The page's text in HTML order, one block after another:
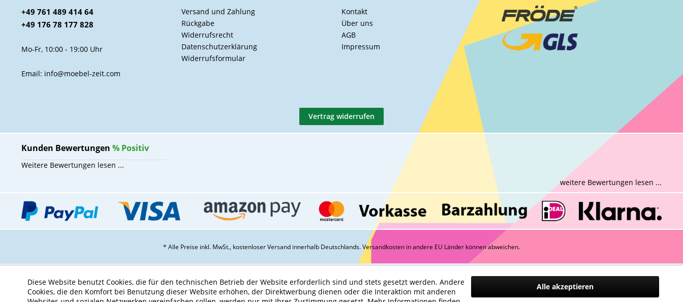
+49 761 489 414 64
+49 176 78 177 828
Mo-Fr, 10:00 - 19:00 Uhr
Email: info@moebel-zeit.com
Versand und Zahlung
Rückgabe
Widerrufsrecht
Datenschutzerklärung
Widerrufsformular
Kontakt
Über uns
AGB
Impressum
Vertrag widerrufen
Kunden Bewertungen % Positiv
Weitere Bewertungen lesen ...
weitere Bewertungen lesen ...
* Alle Preise inkl. MwSt., kostenloser Versand innerhalb Deutschlands.Versandkosten in andere EU Länder können abweichen.
Diese Website benutzt Cookies, die für den technischen Betrieb der Website erforderlich sind und stets gesetzt werden. Andere
Cookies, die den Komfort bei Benutzung dieser Website erhöhen, der Direktwerbung dienen oder die Interaktion mit anderen
Alle akzeptieren